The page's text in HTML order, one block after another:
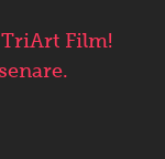
Film!